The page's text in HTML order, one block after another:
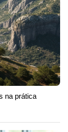
na prática